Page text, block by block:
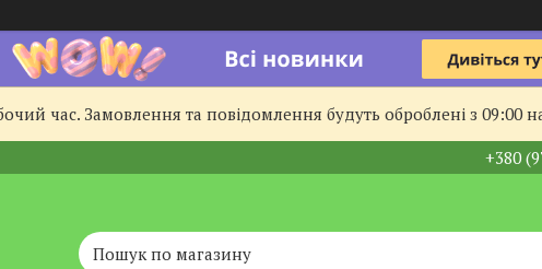
час. Замовлення та повідомлення будуть оброблені з 09:00
+380